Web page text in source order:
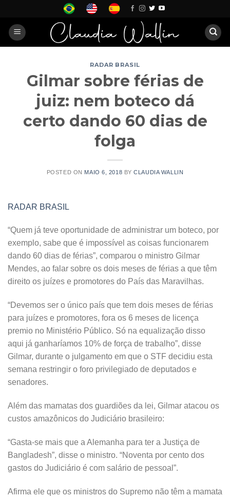
content
RADAR BRASIL
Gilmar sobre férias de
juiz: nem boteco dá
certo dando 60 dias de
folga
POSTED ON MAIO 6, 2018 BYCLAUDIA WALLIN
RADAR BRASIL
“Quem já teve oportunidade de administrar um boteco, por
exemplo, sabe que é impossível as coisas funcionarem
dando 60 dias de férias”, comparou o ministro Gilmar
Mendes, ao falar sobre os dois meses de férias a que têm
direito os juízes e promotores do País das Maravilhas.
“Devemos ser o único país que tem dois meses de férias
para juízes e promotores, fora os 6 meses de licença
premio no Ministério Público. Só na equalização disso
aqui já ganharíamos 10% de força de trabalho”, disse
Gilmar, durante o julgamento em que o STF decidiu esta
semana restringir o foro privilegiado de deputados e
senadores.
Além das mamatas dos guardiões da lei, Gilmar atacou os
custos amazônicos do Judiciário brasileiro:
“Gasta-se mais que a Alemanha para ter a Justiça de
Bangladesh”, disse o ministro. “Noventa por cento dos
gastos do Judiciário é com salário de pessoal”.
Afirma ele que os ministros do Supremo não têm a mamata